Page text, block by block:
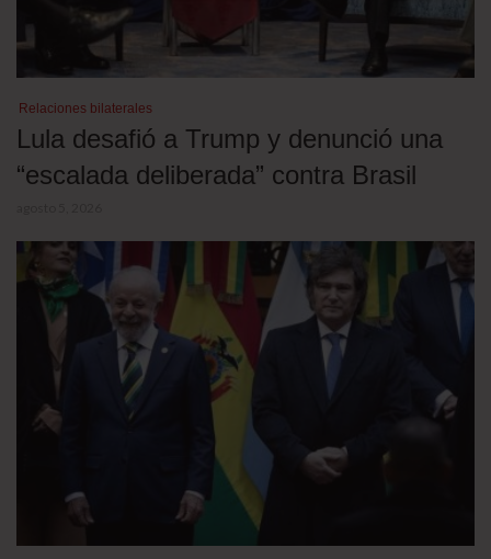
Relaciones bilaterales
Lula desafió a Trump y denunció una
“escalada deliberada” contra Brasil